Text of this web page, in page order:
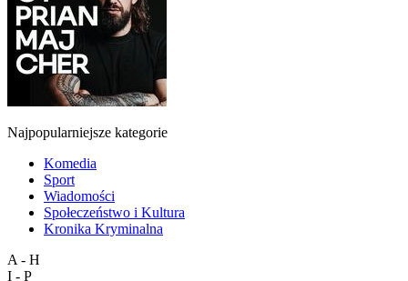
Najpopularniejsze kategorie
Komedia
Sport
Wiadomości
Społeczeństwo i Kultura
Kronika Kryminalna
A - H
I - P